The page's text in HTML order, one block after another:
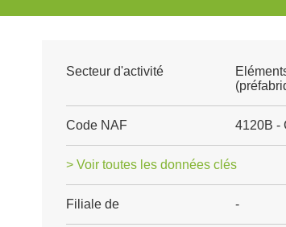
Secteur d'activité
Code NAF 4120B -
> Voir toutes les données clés
Filiale de -